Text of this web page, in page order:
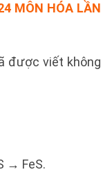
MÔN HÓA LẦN
được viết không
→ FeS.